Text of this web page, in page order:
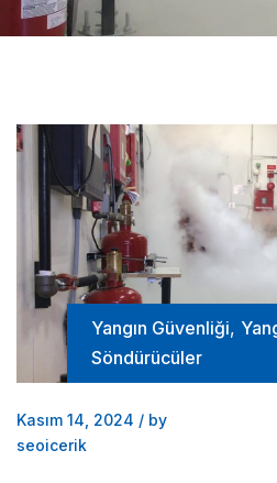
Yangın Güvenliği,
Söndürücüler
Kasım 14, 2024 / by
seoicerik